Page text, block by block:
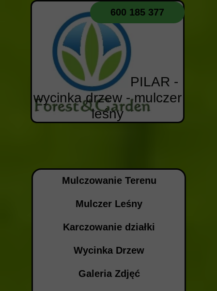
600 185 377
PILAR -
wycinka drzew - mulczer
leśny
Mulczowanie Terenu
Mulczer Leśny
Karczowanie działki
Wycinka Drzew
Galeria Zdjęć